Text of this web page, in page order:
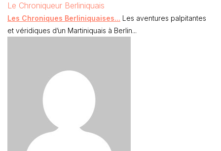
Le Chroniqueur Berliniquais
Les Chroniques Berliniquaises... Les aventures palpitantes
et véridiques d’un Martiniquais à Berlin...